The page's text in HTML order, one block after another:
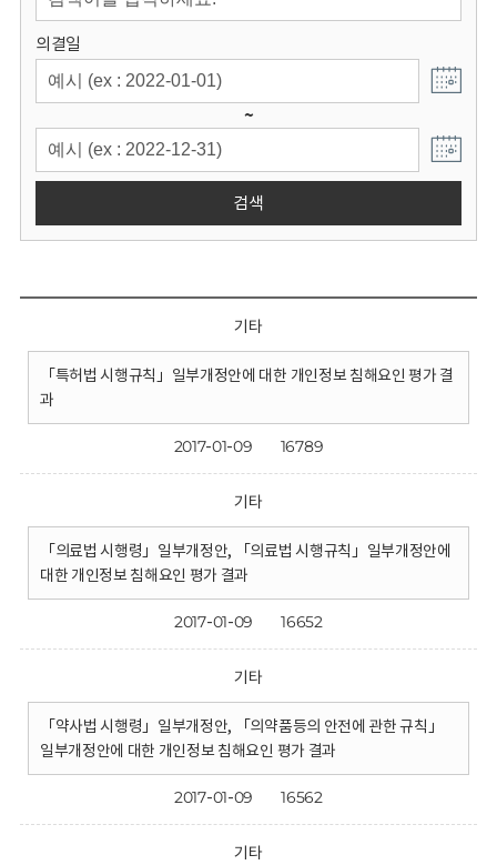
의결일
~
검색
기타
「특허법 시행규칙」일부개정안에 대한 개인정보 침해요인 평가 결
과
2017-01-09 16789
기타
「의료법 시행령」일부개정안, 「의료법 시행규칙」일부개정안에
대한 개인정보 침해요인 평가 결과
2017-01-09 16652
기타
「약사법 시행령」일부개정안, 「의약품등의 안전에 관한 규칙」
일부개정안에 대한 개인정보 침해요인 평가 결과
2017-01-09 16562
기타